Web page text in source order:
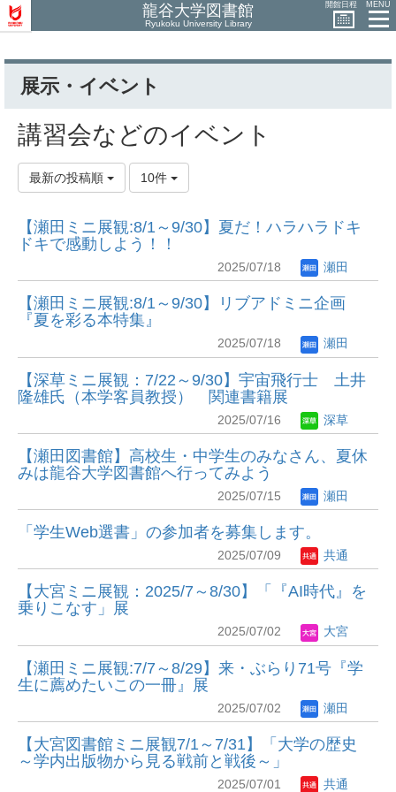
龍谷大学図書館
Ryukoku University Library
開館日程 MENU
展示・イベント
講習会などのイベント
最新の投稿順 10件
【瀬田ミニ展観:8/1～9/30】夏だ！ハラハラドキ
ドキで感動しよう！！
2025/07/18 瀬田
【瀬田ミニ展観:8/1～9/30】リブアドミニ企画
『夏を彩る本特集』
2025/07/18 瀬田
【深草ミニ展観：7/22～9/30】宇宙飛行士 土井
隆雄氏（本学客員教授） 関連書籍展
2025/07/16 深草
【瀬田図書館】高校生・中学生のみなさん、夏休
みは龍谷大学図書館へ行ってみよう
2025/07/15 瀬田
「学生Web選書」の参加者を募集します。
2025/07/09 共通
【大宮ミニ展観：2025/7～8/30】「『AI時代』を
乗りこなす」展
2025/07/02 大宮
【瀬田ミニ展観:7/7～8/29】来・ぶらり71号『学
生に薦めたいこの一冊』展
2025/07/02 瀬田
【大宮図書館ミニ展観7/1～7/31】「大学の歴史
～学内出版物から見る戦前と戦後～」
2025/07/01 共通